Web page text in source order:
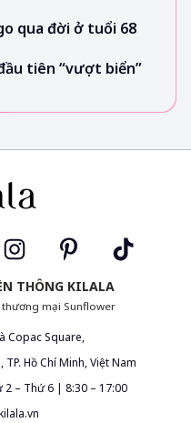
qua đời ở tuổi 68
tiên “vượt biển”
THÔNG KILALA
thương mại Sunflower
Copac Square,
Hồ Chí Minh, Việt Nam
2 – Thứ 6 | 8:30 – 17:00